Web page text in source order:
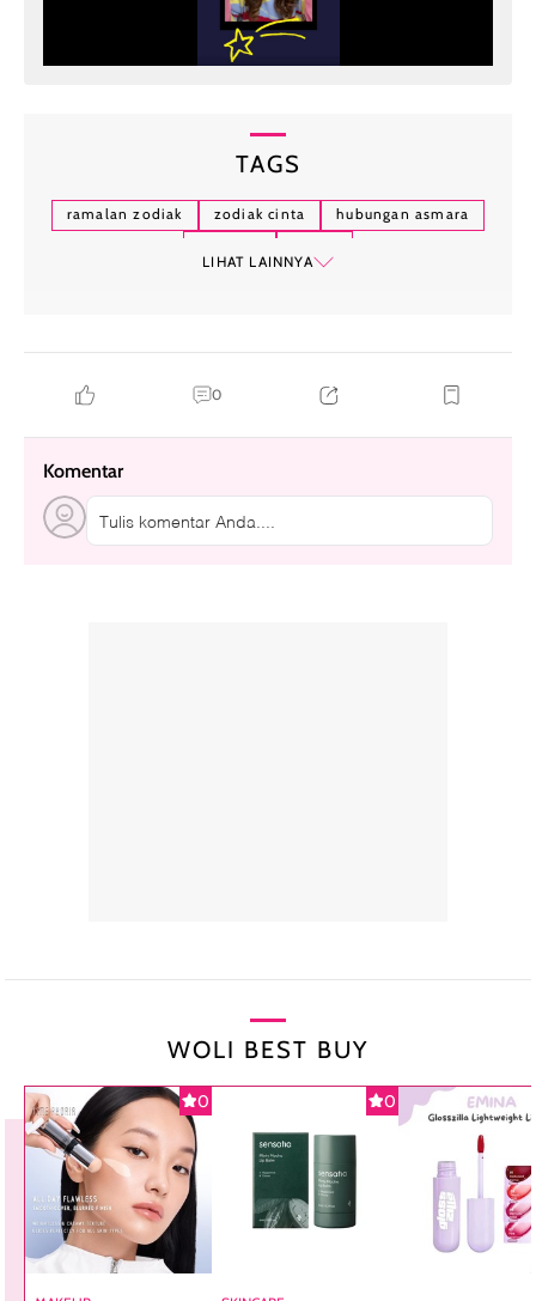
TAGS
ramalan zodiak zodiak cinta
hubungan asmara
LIHAT LAINNYA
0
Komentar
Tulis komentar Anda....
WOLI BEST BUY
0 0